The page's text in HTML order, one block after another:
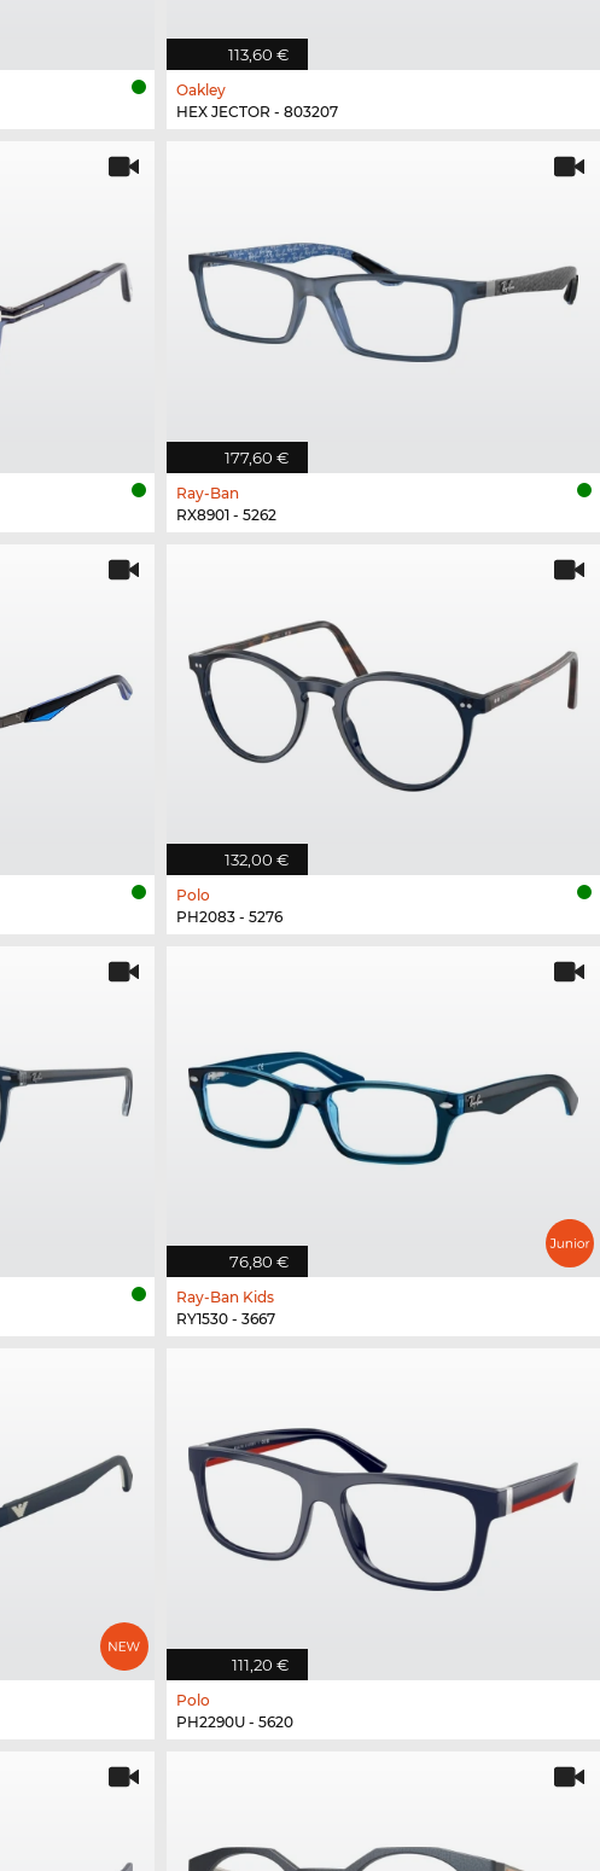
113,60 €
Oakley
HEX JECTOR - 803207
177,60 €
Ray-Ban
RX8901 - 5262
132,00 €
Polo
PH2083 - 5276
76,80 €
Ray-Ban Kids
RY1530 - 3667
111,20 €
Polo
PH2290U - 5620